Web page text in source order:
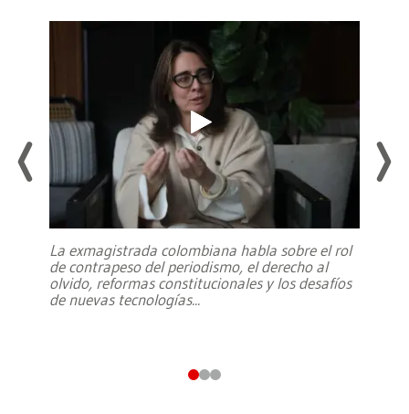
La exmagistrada colombiana habla sobre el rol
de contrapeso del periodismo, el derecho al
olvido, reformas constitucionales y los desafíos
de nuevas tecnologías...